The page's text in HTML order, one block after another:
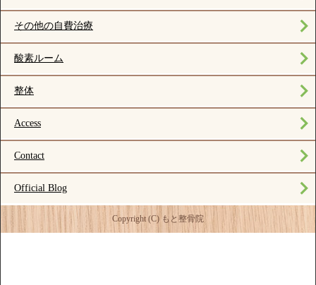
その他の自費治療
酸素ルーム
整体
Access
Contact
Official Blog
Copyright (C) もと整骨院